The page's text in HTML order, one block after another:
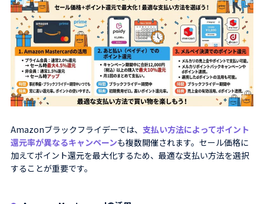
Amazonブラックフライデーでは、 支払い方法によってポイント
還元率が異なるキャンペーンも複数開催されます。セール価格に
加えてポイント還元を最大化するため、最適な支払い方法を選択
することが重要です。